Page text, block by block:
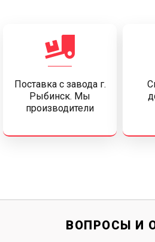
Поставка c завода г.
Рыбинск. Мы
производители
ВОПРОСЫ И